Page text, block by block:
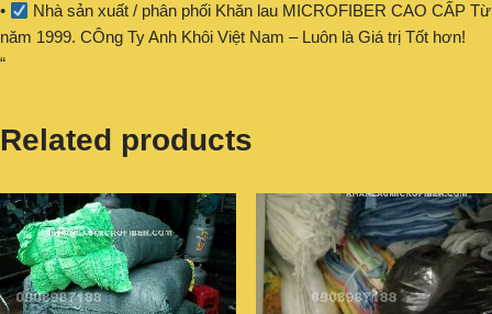
•
Nhà sản xuất / phân phối Khăn lau MICROFIBER CAO CẤP Từ
năm 1999. CÔng Ty Anh Khôi Việt Nam – Luôn là Giá trị Tốt hơn!
“
Related products